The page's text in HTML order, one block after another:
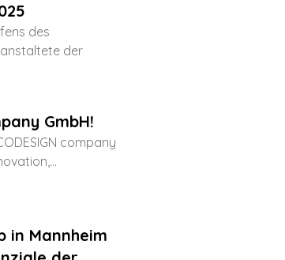
des
der
GmbH!
company
in Mannheim